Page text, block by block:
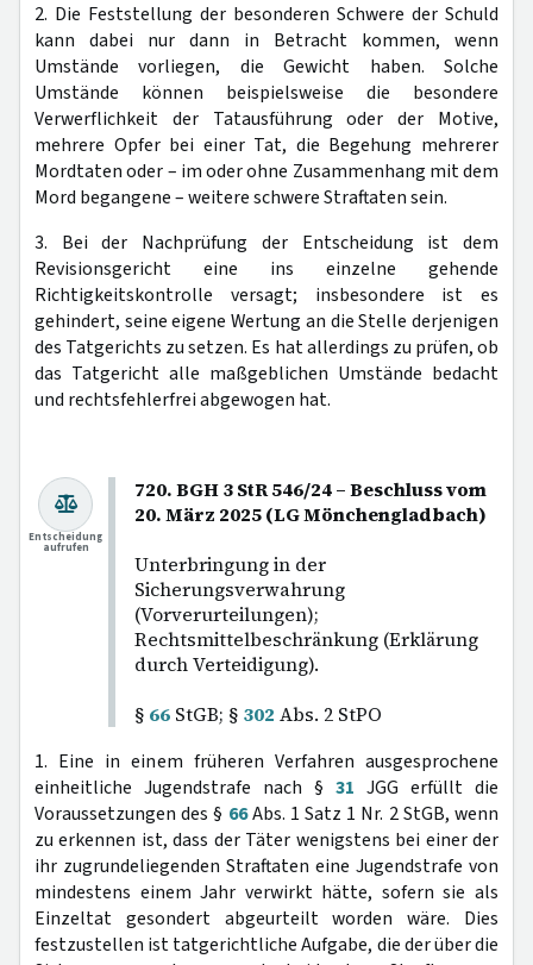
2. Die Feststellung der besonderen Schwere der Schuld
kann dabei nur dann in Betracht kommen, wenn
Umstände vorliegen, die Gewicht haben. Solche
Umstände können beispielsweise die besondere
Verwerflichkeit der Tatausführung oder der Motive,
mehrere Opfer bei einer Tat, die Begehung mehrerer
Mordtaten oder – im oder ohne Zusammenhang mit dem
Mord begangene – weitere schwere Straftaten sein.
3. Bei der Nachprüfung der Entscheidung ist dem
Revisionsgericht eine ins einzelne gehende
Richtigkeitskontrolle versagt; insbesondere ist es
gehindert, seine eigene Wertung an die Stelle derjenigen
des Tatgerichts zu setzen. Es hat allerdings zu prüfen, ob
das Tatgericht alle maßgeblichen Umstände bedacht
und rechtsfehlerfrei abgewogen hat.
720. BGH 3 StR 546/24 – Beschluss vom
20. März 2025 (LG Mönchengladbach)
Unterbringung in der
Sicherungsverwahrung
(Vorverurteilungen);
Rechtsmittelbeschränkung (Erklärung
durch Verteidigung).
§ 66 StGB; § 302 Abs. 2 StPO
Entscheidung
aufrufen
1. Eine in einem früheren Verfahren ausgesprochene
einheitliche Jugendstrafe nach § 31 JGG erfüllt die
Voraussetzungen des § 66Abs. 1 Satz 1 Nr. 2 StGB, wenn
zu erkennen ist, dass der Täter wenigstens bei einer der
ihr zugrundeliegenden Straftaten eine Jugendstrafe von
mindestens einem Jahr verwirkt hätte, sofern sie als
Einzeltat gesondert abgeurteilt worden wäre. Dies
festzustellen ist tatgerichtliche Aufgabe, die der über die